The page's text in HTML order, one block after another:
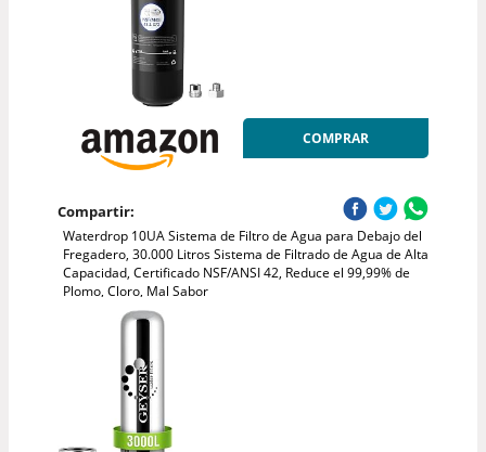
COMPRAR
Compartir:
Waterdrop 10UA Sistema de Filtro de Agua para Debajo del
Fregadero, 30.000 Litros Sistema de Filtrado de Agua de Alta
Capacidad, Certificado NSF/ANSI 42, Reduce el 99,99% de
Plomo, Cloro, Mal Sabor